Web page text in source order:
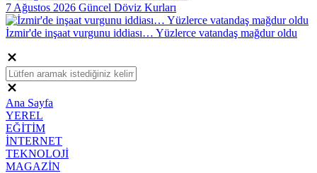
7 Ağustos 2026 Güncel Döviz Kurları
İzmir'de inşaat vurgunu iddiası… Yüzlerce vatandaş mağdur oldu
Ana Sayfa
YEREL
EĞİTİM
İNTERNET
TEKNOLOJİ
MAGAZİN